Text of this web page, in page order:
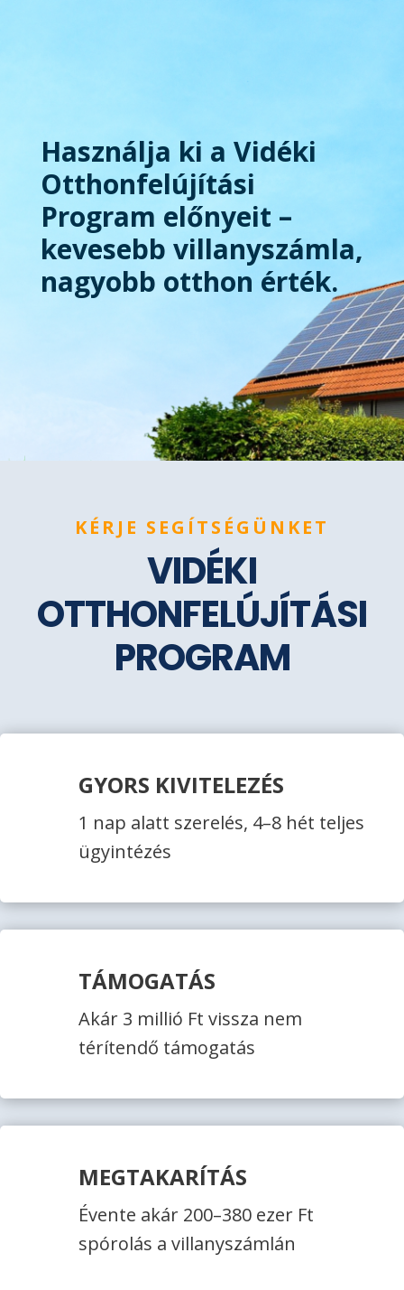
Használja ki a Vidéki
Otthonfelújítási
Program előnyeit –
kevesebb villanyszámla,
nagyobb otthon érték.
KÉRJE SEGÍTSÉGÜNKET
VIDÉKI
OTTHONFELÚJÍTÁSI
PROGRAM
GYORS KIVITELEZÉS
1 nap alatt szerelés, 4–8 hét teljes
ügyintézés
TÁMOGATÁS
Akár 3 millió Ft vissza nem
térítendő támogatás
MEGTAKARÍTÁS
Évente akár 200–380 ezer Ft
spórolás a villanyszámlán